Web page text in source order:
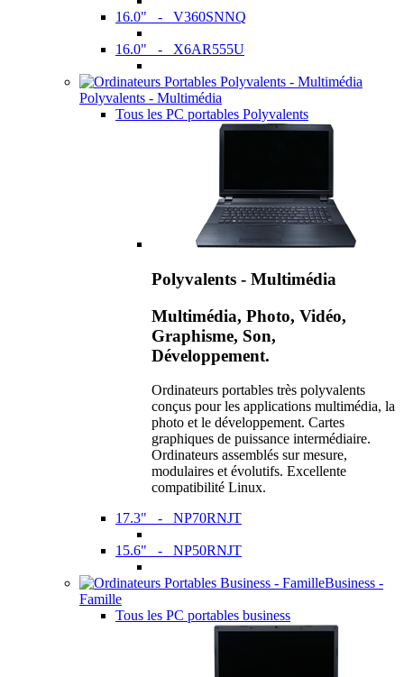
16.0" - V360SNNQ
16.0" - X6AR555U
Polyvalents - Multimédia
Tous les PC portables Polyvalents
Polyvalents - Multimédia
Multimédia, Photo, Vidéo,
Graphisme, Son,
Développement.
Ordinateurs portables très polyvalents
conçus pour les applications multimédia, la
photo et le développement. Cartes
graphiques de puissance intermédiaire.
Ordinateurs assemblés sur mesure,
modulaires et évolutifs. Excellente
compatibilité Linux.
17.3" - NP70RNJT
15.6" - NP50RNJT
Business -
Famille
Tous les PC portables business